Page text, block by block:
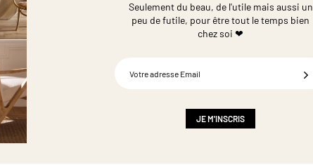
Seulement du beau, de l'utile mais aussi un
peu de futile, pour être tout le temps bien
chez soi ❤
JE M'INSCRIS